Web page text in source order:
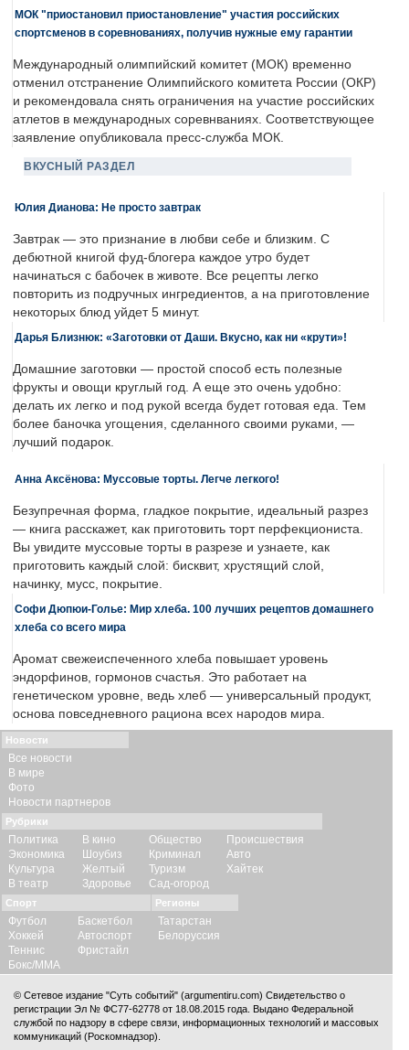
МОК "приостановил приостановление" участия российских
спортсменов в соревнованиях, получив нужные ему гарантии
Международный олимпийский комитет (МОК) временно
отменил отстранение Олимпийского комитета России (ОКР)
и рекомендовала снять ограничения на участие российских
атлетов в международных соревнваниях. Соответствующее
заявление опубликовала пресс-служба МОК.
ВКУСНЫЙ РАЗДЕЛ
Юлия Дианова: Не просто завтрак
Завтрак — это признание в любви себе и близким. С
дебютной книгой фуд-блогера каждое утро будет
начинаться с бабочек в животе. Все рецепты легко
повторить из подручных ингредиентов, а на приготовление
некоторых блюд уйдет 5 минут.
Дарья Близнюк: «Заготовки от Даши. Вкусно, как ни «крути»!
Домашние заготовки — простой способ есть полезные
фрукты и овощи круглый год. А еще это очень удобно:
делать их легко и под рукой всегда будет готовая еда. Тем
более баночка угощения, сделанного своими руками, —
лучший подарок.
Анна Аксёнова: Муссовые торты. Легче легкого!
Безупречная форма, гладкое покрытие, идеальный разрез
— книга расскажет, как приготовить торт перфекциониста.
Вы увидите муссовые торты в разрезе и узнаете, как
приготовить каждый слой: бисквит, хрустящий слой,
начинку, мусс, покрытие.
Софи Дюпюи-Голье: Мир хлеба. 100 лучших рецептов домашнего
хлеба со всего мира
Аромат свежеиспеченного хлеба повышает уровень
эндорфинов, гормонов счастья. Это работает на
генетическом уровне, ведь хлеб — универсальный продукт,
основа повседневного рациона всех народов мира.
Новости
Все новости
В мире
Фото
Новости партнеров
Рубрики
Политика
Экономика
Культура
В театр
В кино
Шоубиз
Желтый
Здоровье
Общество
Криминал
Туризм
Сад-огород
Происшествия
Авто
Хайтек
Спорт
Футбол
Хоккей
Теннис
Бокс/ММА
Баскетбол
Автоспорт
Фристайл
Регионы
Татарстан
Белоруссия
© Сетевое издание "Суть событий" (argumentiru.com) Свидетельство о
регистрации Эл № ФС77-62778 от 18.08.2015 года. Выдано Федеральной
службой по надзору в сфере связи, информационных технологий и массовых
коммуникаций (Роскомнадзор).